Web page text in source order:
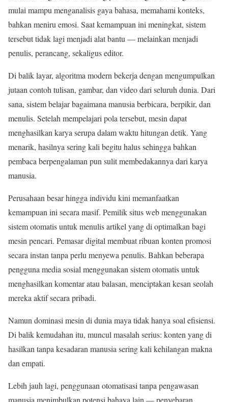
mulai mampu menganalisis gaya bahasa, memahami konteks,
bahkan meniru emosi. Saat kemampuan ini meningkat, sistem
tersebut tidak lagi menjadi alat bantu — melainkan menjadi
penulis, perancang, sekaligus editor.
Di balik layar, algoritma modern bekerja dengan mengumpulkan
jutaan contoh tulisan, gambar, dan video dari seluruh dunia. Dari
sana, sistem belajar bagaimana manusia berbicara, berpikir, dan
menulis. Setelah mempelajari pola tersebut, mesin dapat
menghasilkan karya serupa dalam waktu hitungan detik. Yang
menarik, hasilnya sering kali begitu halus sehingga bahkan
pembaca berpengalaman pun sulit membedakannya dari karya
manusia.
Perusahaan besar hingga individu kini memanfaatkan
kemampuan ini secara masif. Pemilik situs web menggunakan
sistem otomatis untuk menulis artikel yang di optimalkan bagi
mesin pencari. Pemasar digital membuat ribuan konten promosi
secara instan tanpa perlu menyewa penulis. Bahkan beberapa
pengguna media sosial menggunakan sistem otomatis untuk
menghasilkan komentar atau balasan, menciptakan kesan seolah
mereka aktif secara pribadi.
Namun dominasi mesin di dunia maya tidak hanya soal efisiensi.
Di balik kemudahan itu, muncul masalah serius: konten yang di
hasilkan tanpa kesadaran manusia sering kali kehilangan makna
dan empati.
Lebih jauh lagi, penggunaan otomatisasi tanpa pengawasan
manusia menimbulkan potensi bahaya lain — penyebaran